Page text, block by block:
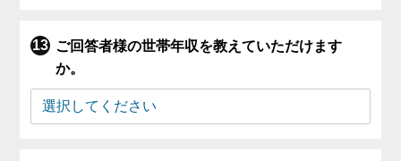
ご回答者様の世帯年収を教えていただけます
か。